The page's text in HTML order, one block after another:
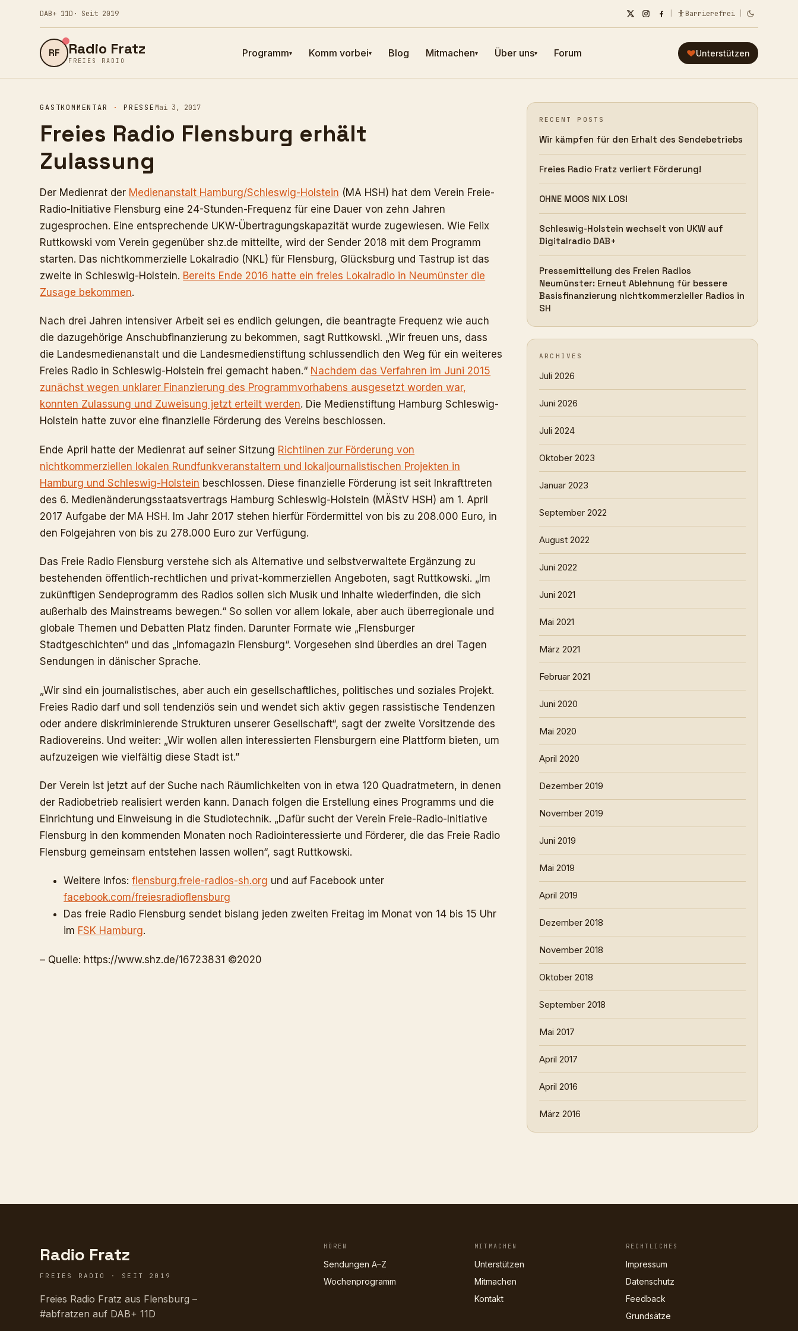
DAB+ 11D · Seit 2019 Barrierefrei
RF Radio Fratz
FREIES RADIO
Programm▾ Komm vorbei▾ Blog Mitmachen▾ Über uns▾ Forum Unterstützen
GASTKOMMENTAR · PRESSE Mai 3, 2017
Freies Radio Flensburg erhält
Zulassung
Der Medienrat der Medienanstalt Hamburg/Schleswig-Holstein (MA HSH) hat dem Verein Freie-
Radio-Initiative Flensburg eine 24-Stunden-Frequenz für eine Dauer von zehn Jahren
zugesprochen. Eine entsprechende UKW-Übertragungskapazität wurde zugewiesen. Wie Felix
Ruttkowski vom Verein gegenüber shz.de mitteilte, wird der Sender 2018 mit dem Programm
starten. Das nichtkommerzielle Lokalradio (NKL) für Flensburg, Glücksburg und Tastrup ist das
zweite in Schleswig-Holstein. Bereits Ende 2016 hatte ein freies Lokalradio in Neumünster die
Zusage bekommen.
Nach drei Jahren intensiver Arbeit sei es endlich gelungen, die beantragte Frequenz wie auch
die dazugehörige Anschubfinanzierung zu bekommen, sagt Ruttkowski. „Wir freuen uns, dass
die Landesmedienanstalt und die Landesmedienstiftung schlussendlich den Weg für ein weiteres
Freies Radio in Schleswig-Holstein frei gemacht haben.“ Nachdem das Verfahren im Juni 2015
zunächst wegen unklarer Finanzierung des Programmvorhabens ausgesetzt worden war,
konnten Zulassung und Zuweisung jetzt erteilt werden. Die Medienstiftung Hamburg Schleswig-
Holstein hatte zuvor eine finanzielle Förderung des Vereins beschlossen.
Ende April hatte der Medienrat auf seiner Sitzung Richtlinen zur Förderung von
nichtkommerziellen lokalen Rundfunkveranstaltern und lokaljournalistischen Projekten in
Hamburg und Schleswig-Holstein beschlossen. Diese finanzielle Förderung ist seit Inkrafttreten
des 6. Medienänderungsstaatsvertrags Hamburg Schleswig-Holstein (MÄStV HSH) am 1. April
2017 Aufgabe der MA HSH. Im Jahr 2017 stehen hierfür Fördermittel von bis zu 208.000 Euro, in
den Folgejahren von bis zu 278.000 Euro zur Verfügung.
Das Freie Radio Flensburg verstehe sich als Alternative und selbstverwaltete Ergänzung zu
bestehenden öffentlich-rechtlichen und privat-kommerziellen Angeboten, sagt Ruttkowski. „Im
zukünftigen Sendeprogramm des Radios sollen sich Musik und Inhalte wiederfinden, die sich
außerhalb des Mainstreams bewegen.“ So sollen vor allem lokale, aber auch überregionale und
globale Themen und Debatten Platz finden. Darunter Formate wie „Flensburger
Stadtgeschichten“ und das „Infomagazin Flensburg“. Vorgesehen sind überdies an drei Tagen
Sendungen in dänischer Sprache.
„Wir sind ein journalistisches, aber auch ein gesellschaftliches, politisches und soziales Projekt.
Freies Radio darf und soll tendenziös sein und wendet sich aktiv gegen rassistische Tendenzen
oder andere diskriminierende Strukturen unserer Gesellschaft“, sagt der zweite Vorsitzende des
Radiovereins. Und weiter: „Wir wollen allen interessierten Flensburgern eine Plattform bieten, um
aufzuzeigen wie vielfältig diese Stadt ist.”
Der Verein ist jetzt auf der Suche nach Räumlichkeiten von in etwa 120 Quadratmetern, in denen
der Radiobetrieb realisiert werden kann. Danach folgen die Erstellung eines Programms und die
Einrichtung und Einweisung in die Studiotechnik. „Dafür sucht der Verein Freie-Radio-Initiative
Flensburg in den kommenden Monaten noch Radiointeressierte und Förderer, die das Freie Radio
Flensburg gemeinsam entstehen lassen wollen“, sagt Ruttkowski.
Weitere Infos:flensburg.freie-radios-sh.org und auf Facebook unter
facebook.com/freiesradioflensburg
Das freie Radio Flensburg sendet bislang jeden zweiten Freitag im Monat von 14 bis 15 Uhr
im FSK Hamburg.
– Quelle: https://www.shz.de/16723831 ©2020
RECENT POSTS
Wir kämpfen für den Erhalt des Sendebetriebs
Freies Radio Fratz verliert Förderung!
OHNE MOOS NIX LOS!
Schleswig-Holstein wechselt von UKW auf
Digitalradio DAB+
Pressemitteilung des Freien Radios
Neumünster: Erneut Ablehnung für bessere
Basisfinanzierung nichtkommerzieller Radios in
SH
ARCHIVES
Juli 2026
Juni 2026
Juli 2024
Oktober 2023
Januar 2023
September 2022
August 2022
Juni 2022
Juni 2021
Mai 2021
März 2021
Februar 2021
Juni 2020
Mai 2020
April 2020
Dezember 2019
November 2019
Juni 2019
Mai 2019
April 2019
Dezember 2018
November 2018
Oktober 2018
September 2018
Mai 2017
April 2017
April 2016
März 2016
Radio Fratz
FREIES RADIO · SEIT 2019
Freies Radio Fratz aus Flensburg –
#abfratzen auf DAB+ 11D
HÖREN
Sendungen A–Z
Wochenprogramm
MITMACHEN
Unterstützen
Mitmachen
Kontakt
RECHTLICHES
Impressum
Datenschutz
Feedback
Grundsätze